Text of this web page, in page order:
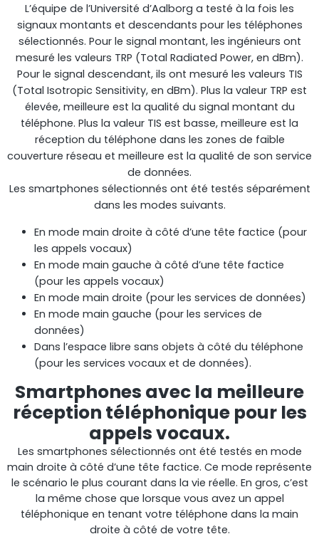
Octo Repeater
Royaume-Uni et Irlande. Répéteur commercial
RouterAmp
Amélioration du signal cellulaire vers le routeur.
StellaControl
L’équipe de l’Université d’Aalborg a testé à la fois les
signaux montants et descendants pour les téléphones
sélectionnés. Pour le signal montant, les ingénieurs ont
mesuré les valeurs TRP (Total Radiated Power, en dBm).
Pour le signal descendant, ils ont mesuré les valeurs TIS
(Total Isotropic Sensitivity, en dBm). Plus la valeur TRP est
élevée, meilleure est la qualité du signal montant du
téléphone. Plus la valeur TIS est basse, meilleure est la
réception du téléphone dans les zones de faible
couverture réseau et meilleure est la qualité de son service
de données.
Les smartphones sélectionnés ont été testés séparément
dans les modes suivants.
En mode main droite à côté d’une tête factice (pour
les appels vocaux)
En mode main gauche à côté d’une tête factice
(pour les appels vocaux)
En mode main droite (pour les services de données)
En mode main gauche (pour les services de
données)
Dans l’espace libre sans objets à côté du téléphone
(pour les services vocaux et de données).
Smartphones avec la meilleure
réception téléphonique pour les
appels vocaux.
Les smartphones sélectionnés ont été testés en mode
main droite à côté d’une tête factice. Ce mode représente
le scénario le plus courant dans la vie réelle. En gros, c’est
la même chose que lorsque vous avez un appel
téléphonique en tenant votre téléphone dans la main
droite à côté de votre tête.